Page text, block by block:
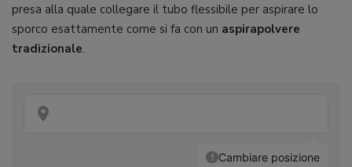
presa alla quale collegare il tubo flessibile per aspirare lo
sporco esattamente come si fa con un aspirapolvere
tradizionale.